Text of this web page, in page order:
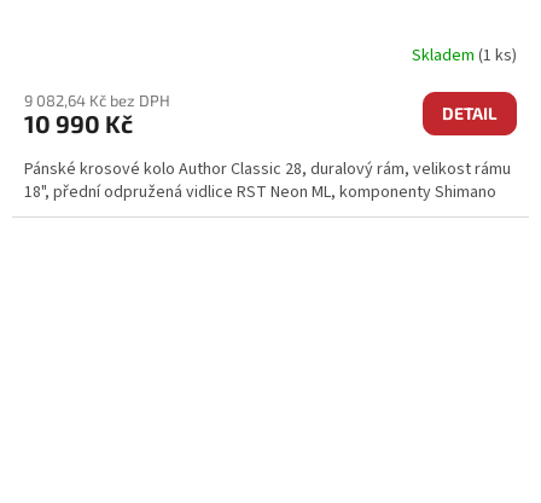
Skladem (1 ks)
9 082,64 Kč bez DPH
10 990 Kč DETAIL
Pánské krosové kolo Author Classic 28, duralový rám, velikost rámu
18", přední odpružená vidlice RST Neon ML, komponenty Shimano